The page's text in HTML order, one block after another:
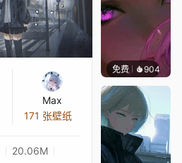
Max
171 张壁纸
20.06M
免费 904辰东